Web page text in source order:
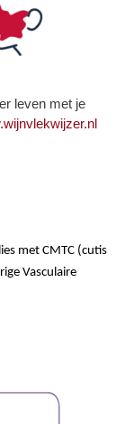
leven met je
met CMTC (cutis
Vasculaire